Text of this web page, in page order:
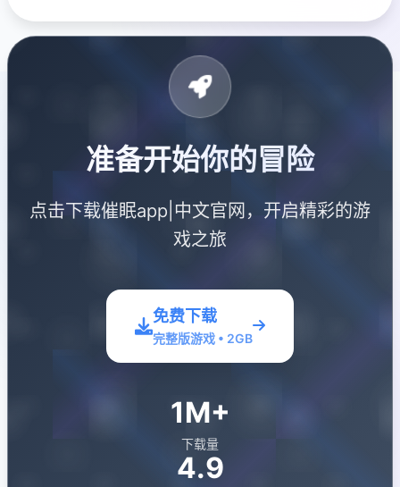
准备开始你的冒险
点击下载催眠app|中文官网，开启精彩的游
戏之旅
免费下载
完整版游戏 • 2GB
1M+
下载量
4.9